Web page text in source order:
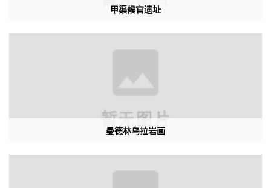
甲渠候官遗址
曼德林乌拉岩画